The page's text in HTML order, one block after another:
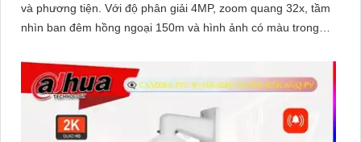
và phương tiện. Với độ phân giải 4MP, zoom quang 32x, tầm
nhìn ban đêm hồng ngoại 150m và hình ảnh có màu trong